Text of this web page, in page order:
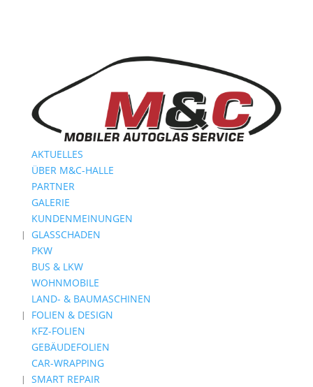
AKTUELLES
ÜBER M&C-HALLE
PARTNER
GALERIE
KUNDENMEINUNGEN
GLASSCHADEN
PKW
BUS & LKW
WOHNMOBILE
LAND- & BAUMASCHINEN
FOLIEN & DESIGN
KFZ-FOLIEN
GEBÄUDEFOLIEN
CAR-WRAPPING
SMART REPAIR